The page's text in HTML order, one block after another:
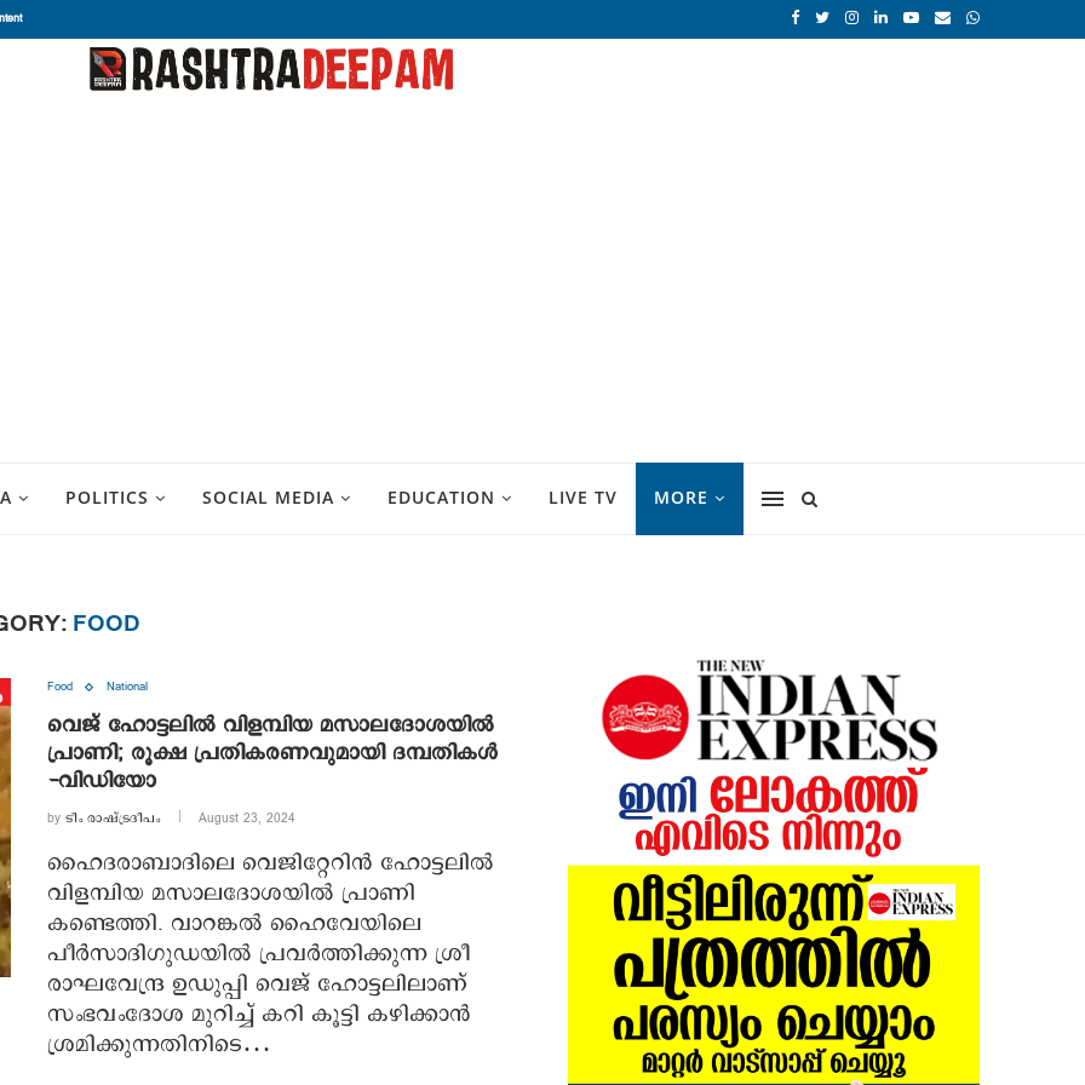
POLITICS SOCIAL MEDIA EDUCATION LIVE TV MORE
FOOD
Food National
വെജ് ഹോട്ടലിൽ വിളമ്പിയ മസാലദോശയിൽ
പ്രാണി; രൂക്ഷ പ്രതികരണവുമായി ദമ്പതികൾ
-വിഡിയോ
by ടീം രാഷ്ട്രദീപം August 23, 2024
ഹൈദരാബാദിലെ വെജിറ്റേറിൻ ഹോട്ടലിൽ
വിളമ്പിയ മസാലദോശയിൽ പ്രാണി
കണ്ടെത്തി. വാറങ്കൽ ഹൈവേയിലെ
പീർസാദിഗുഡയിൽ പ്രവർത്തിക്കുന്ന ശ്രീ
രാഘവേന്ദ്ര ഉഡുപ്പി വെജ് ഹോട്ടലിലാണ്
സംഭവംദോശ മുറിച്ച് കറി കൂട്ടി കഴിക്കാൻ
ശ്രമിക്കുന്നതിനിടെ…